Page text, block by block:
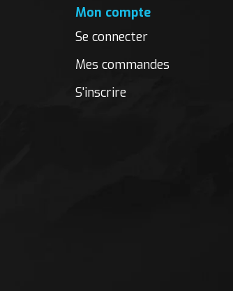
Mon compte
Se connecter
Mes commandes
S'inscrire